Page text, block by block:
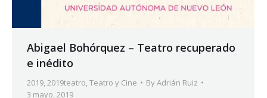
Abigael Bohórquez – Teatro recuperado
e inédito
2019,2019teatro,Teatro y Cine ByAdrián Ruiz
3 mayo, 2019